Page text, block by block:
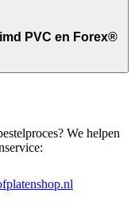
PVC en Forex®
We helpen